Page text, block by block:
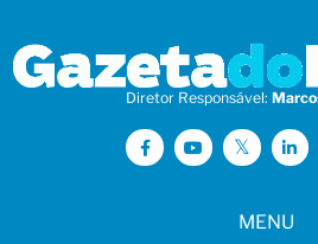
Diretor Responsável:
MENU